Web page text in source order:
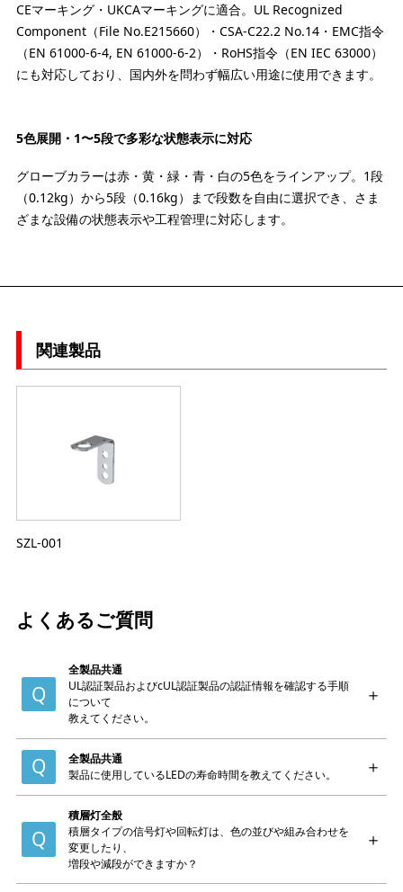
CEマーキング・UKCAマーキングに適合。UL Recognized
Component（File No.E215660）・CSA-C22.2 No.14・EMC指令
（EN 61000-6-4, EN 61000-6-2）・RoHS指令（EN IEC 63000）
にも対応しており、国内外を問わず幅広い用途に使用できます。
5色展開・1〜5段で多彩な状態表示に対応
グローブカラーは赤・黄・緑・青・白の5色をラインアップ。1段
（0.12kg）から5段（0.16kg）まで段数を自由に選択でき、さま
ざまな設備の状態表示や工程管理に対応します。
関連製品
SZL-001
よくあるご質問
全製品共通
UL認証製品およびcUL認証製品の認証情報を確認する手順
について
教えてください。
全製品共通
製品に使用しているLEDの寿命時間を教えてください。
積層灯全般
積層タイプの信号灯や回転灯は、色の並びや組み合わせを
変更したり、
増段や減段ができますか？